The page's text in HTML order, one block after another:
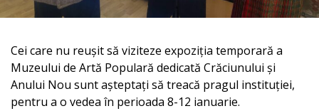
Cei care nu reușit să viziteze expoziția temporară a
Muzeului de Artă Populară dedicată Crăciunului și
Anului Nou sunt așteptați să treacă pragul instituției,
pentru a o vedea în perioada 8-12 ianuarie.